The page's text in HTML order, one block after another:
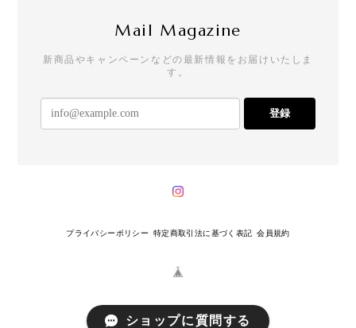
Mail Magazine
新商品やキャンペーンなどの最新情報をお届けいたしま
す。
登録
プライバシーポリシー 特定商取引法に基づく表記 会員規約
ショップに質問する